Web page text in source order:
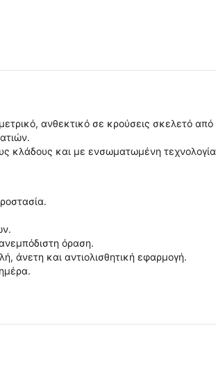
ανθεκτικό σε κρούσεις σκελετό από
κλάδους και με ενσωματωμένη τεχνολογία
όραση.
άνετη και αντιολισθητική εφαρμογή.